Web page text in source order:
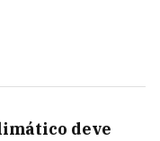
deve